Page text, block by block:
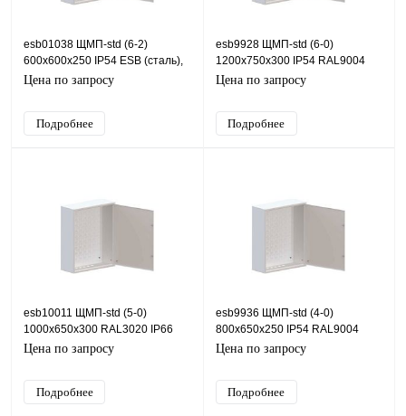
esb01038 ЩМП-std (6-2)
600х600х250 IP54 ESB (сталь),
IP54, 600х600х250 (ШхВхГ)
Цена по запросу
Подробнее
esb9928 ЩМП-std (6-0)
1200х750х300 IP54 RAL9004
ESB (сталь), IP54,
Цена по запросу
Подробнее
esb10011 ЩМП-std (5-0)
1000х650х300 RAL3020 IP66
ESB (сталь), IP66,
Цена по запросу
Подробнее
esb9936 ЩМП-std (4-0)
800х650х250 IP54 RAL9004
ESB (сталь), IP54, 650х800х250
Цена по запросу
Подробнее